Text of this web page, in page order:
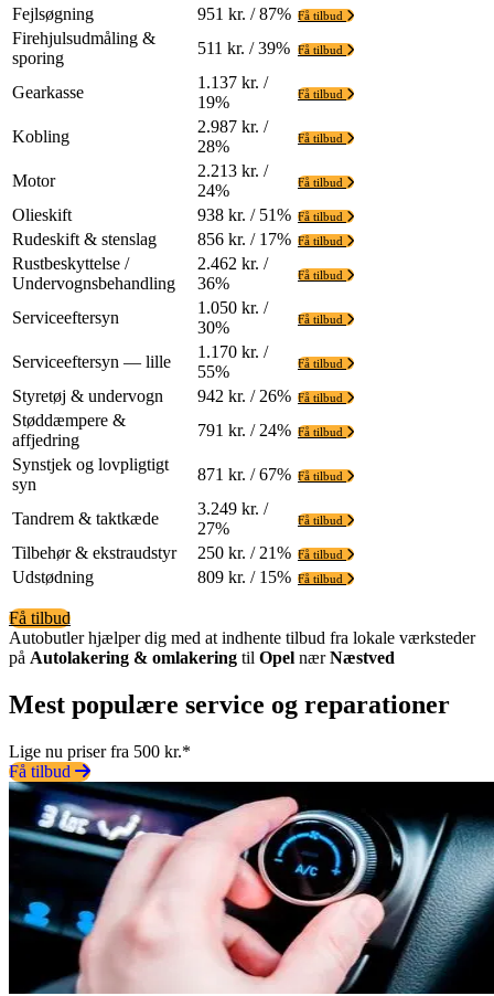
Fejlsøgning 951 kr. / 87% Få tilbud
Firehjulsudmåling &
sporing
511 kr. / 39% Få tilbud
Gearkasse
1.137 kr. /
19%
Få tilbud
Kobling
2.987 kr. /
28%
Få tilbud
Motor
2.213 kr. /
24%
Få tilbud
Olieskift 938 kr. / 51% Få tilbud
Rudeskift & stenslag 856 kr. / 17% Få tilbud
Rustbeskyttelse /
Undervognsbehandling
2.462 kr. /
36%
Få tilbud
Serviceeftersyn
1.050 kr. /
30%
Få tilbud
Serviceeftersyn — lille
1.170 kr. /
55%
Få tilbud
Styretøj & undervogn 942 kr. / 26% Få tilbud
Støddæmpere &
affjedring
791 kr. / 24% Få tilbud
Synstjek og lovpligtigt
syn
871 kr. / 67% Få tilbud
Tandrem & taktkæde
3.249 kr. /
27%
Få tilbud
Tilbehør & ekstraudstyr 250 kr. / 21% Få tilbud
Udstødning 809 kr. / 15% Få tilbud
Få tilbud
Autobutler hjælper dig med at indhente tilbud fra lokale værksteder
på Autolakering & omlakering til Opel nærNæstved
Mest populære service og reparationer
Lige nu priser fra 500 kr.*
Få tilbud